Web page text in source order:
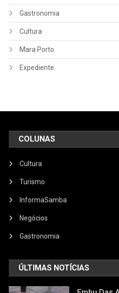
Gastronomia
Cultura
Mara Porto
Expediente
COLUNAS
Cultura
Turismo
InformaSamba
Negócios
Gastronomia
ÚLTIMAS NOTÍCIAS